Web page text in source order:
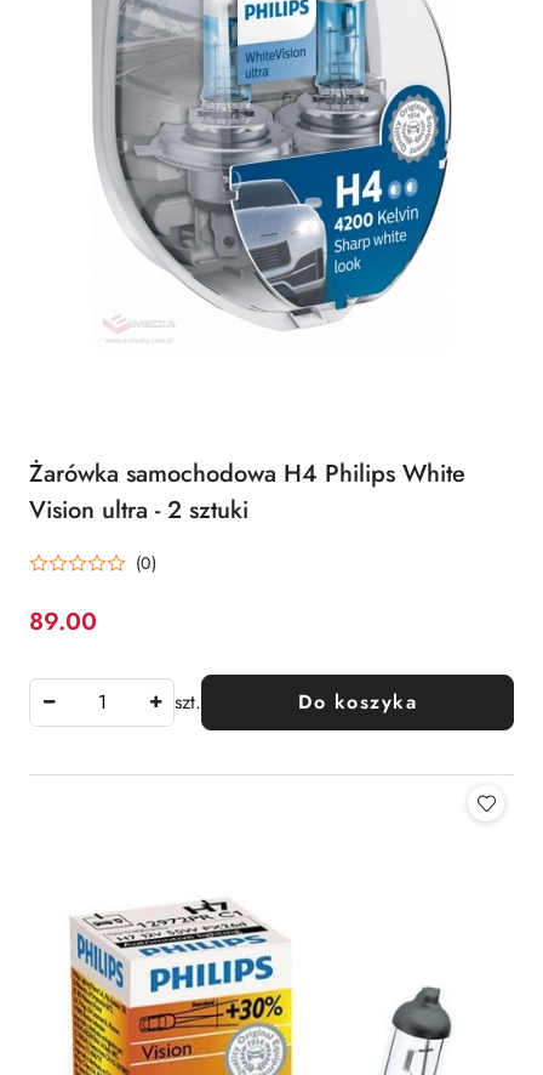
Żarówka samochodowa H4 Philips White
Vision ultra - 2 sztuki
(0)
Cena:
89.00
szt. Do koszyka